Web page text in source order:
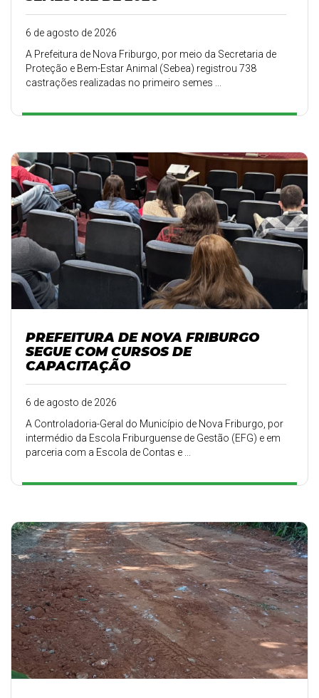
6 de agosto de 2026
A Prefeitura de Nova Friburgo, por meio da Secretaria de
Proteção e Bem-Estar Animal (Sebea) registrou 738
castrações realizadas no primeiro semes ...
PREFEITURA DE NOVA FRIBURGO
SEGUE COM CURSOS DE
CAPACITAÇÃO
6 de agosto de 2026
A Controladoria-Geral do Município de Nova Friburgo, por
intermédio da Escola Friburguense de Gestão (EFG) e em
parceria com a Escola de Contas e ...